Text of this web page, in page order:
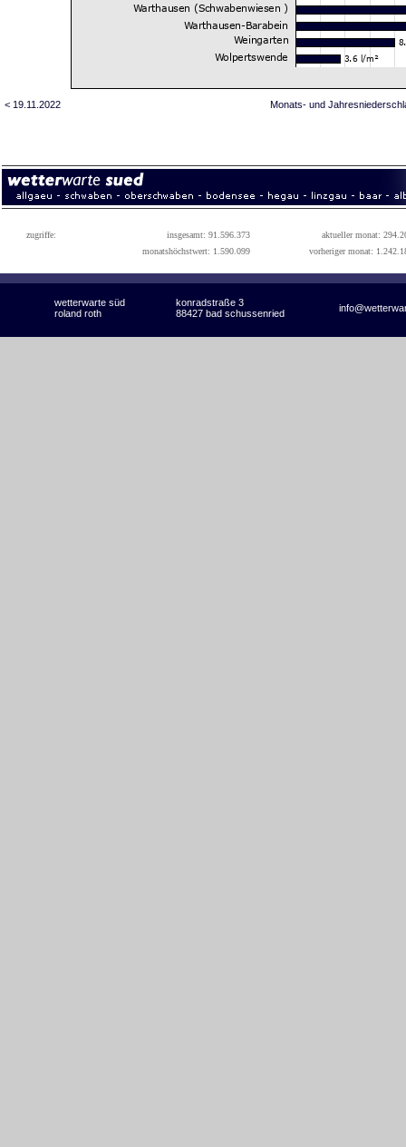
< 19.11.2022 Monats- und
zugriffe: insgesamt: 91.596.373
aktueller monat:
monatshöchstwert: 1.590.099
vorheriger monat:
wetterwarte süd konradstraße 3
roland roth 88427 bad schussenried